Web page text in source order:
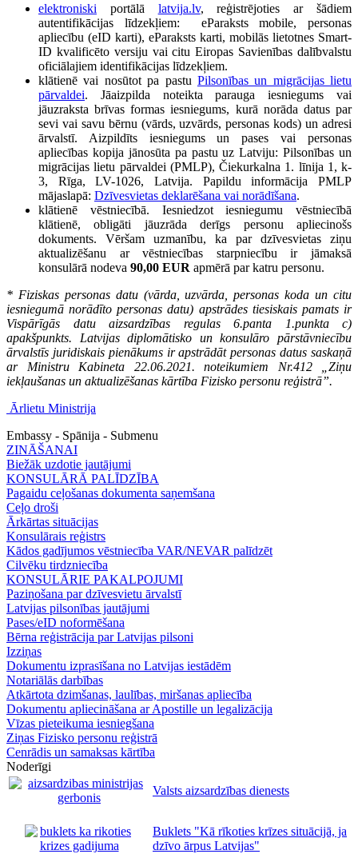
elektroniski portālā latvija.lv, reģistrējoties ar šādiem
autentifikācijas līdzekļiem: eParaksts mobile, personas
apliecību (eID karti), eParaksts karti, mobilās lietotnes Smart-
ID kvalificēto versiju vai citu Eiropas Savienības dalībvalstu
oficiālajiem identifikācijas līdzekļiem.
klātienē vai nosūtot pa pastu Pilsonības un migrācijas lietu
pārvaldei. Jāaizpilda noteikta parauga iesniegums vai
jāuzraksta brīvas formas iesniegums, kurā norāda datus par
sevi vai savu bērnu (vārds, uzvārds, personas kods) un adresi
ārvalstī. Aizpildīts iesniegums un pases vai personas
apliecības kopija jānosūta pa pastu uz Latviju: Pilsonības un
migrācijas lietu pārvaldei (PMLP), Čiekurkalna 1. līnija 1, k-
3, Rīga, LV-1026, Latvija. Papildu informācija PMLP
mājaslapā: Dzīvesvietas deklarēšana vai norādīšana.
klātienē vēstniecībā. Iesniedzot iesniegumu vēstniecībā
klātienē, obligāti jāuzrāda derīgs personu apliecinošs
dokuments.
Vēršam uzmanību, ka par dzīvesvietas ziņu
aktualizēšanu ar vēstniecības starpniecību ir jāmaksā
konsulārā nodeva 90,00 EUR apmērā par katru personu.
* Fiziskas personas datu (vārda, uzvārda, personas koda un citu
iesniegumā norādīto personas datu) apstrādes tiesiskais pamats ir
Vispārīgās datu aizsardzības regulas 6.panta 1.punkta c)
apakšpunkts. Latvijas diplomātisko un konsulāro pārstāvniecību
ārvalstīs juridiskais pienākums ir apstrādāt personas datus saskaņā
ar Ministru Kabineta 22.06.2021. noteikumiem Nr.412 „Ziņu
iekļaušanas un aktualizēšanas kārtība Fizisko personu reģistrā”.
Ārlietu Ministrija
Embassy - Spānija - Submenu
ZINĀŠANAI
Biežāk uzdotie jautājumi
KONSULĀRĀ PALĪDZĪBA
Pagaidu ceļošanas dokumenta saņemšana
Ceļo droši
Ārkārtas situācijas
Konsulārais reģistrs
Kādos gadījumos vēstniecība VAR/NEVAR palīdzēt
Cilvēku tirdzniecība
KONSULĀRIE PAKALPOJUMI
Paziņošana par dzīvesvietu ārvalstī
Latvijas pilsonības jautājumi
Pases/eID noformēšana
Bērna reģistrācija par Latvijas pilsoni
Izziņas
Dokumentu izprasīšana no Latvijas iestādēm
Notariālās darbības
Atkārtota dzimšanas, laulības, miršanas apliecība
Dokumentu apliecināšana ar Apostille un legalizācija
Vīzas pieteikuma iesniegšana
Ziņas Fizisko personu reģistrā
Cenrādis un samaksas kārtība
Noderīgi
Valsts aizsardzības dienests
Buklets "Kā rīkoties krīzes situācijā, ja
dzīvo ārpus Latvijas"